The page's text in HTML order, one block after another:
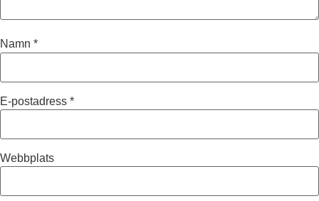
Namn *
E-postadress *
Webbplats